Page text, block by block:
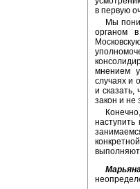
в первую
Мы
органом
мнением
случаях и
и
закон и не
выполняют